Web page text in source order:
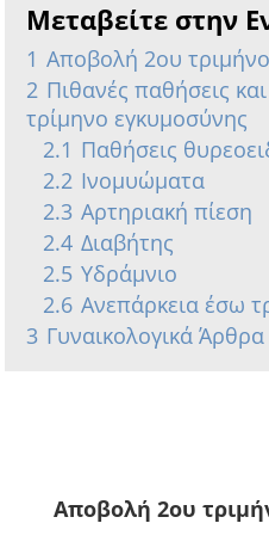
Μεταβείτε στην
1 Αποβολή 2ου
2 Πιθανές παθήσεις
τρίμηνο εγκυμοσύνης
2.1 Παθήσεις
2.2 Ινομυώματα
2.3 Αρτηριακή πίεση
2.4 Διαβήτης
2.5 Υδράμνιο
2.6 Ανεπάρκεια έσω
3 Γυναικολογικά Άρθρα
Αποβολή 2ου